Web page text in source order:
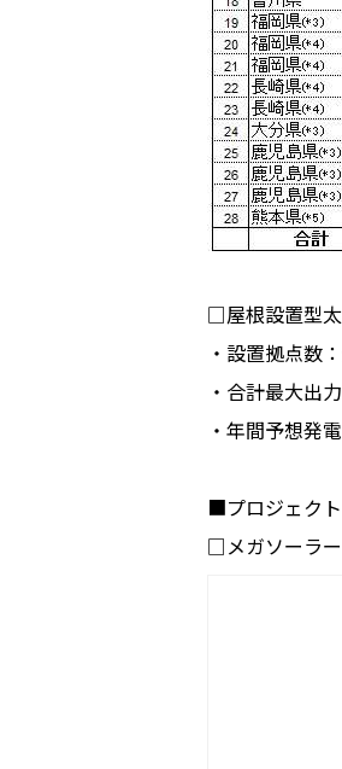
□屋根設置型
・設置拠点数
・合計最大出
・年間予想発
■プロジェク
□メガソーラー